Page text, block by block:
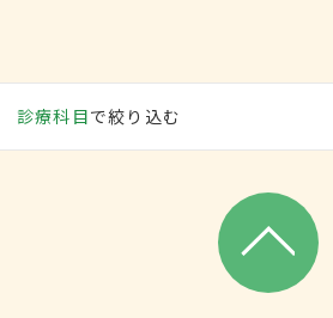
診療科目で絞り込む